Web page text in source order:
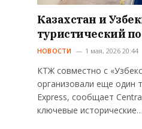
Казахстан и
туристический
НОВОСТИ 1 мая, 2026 20:44
КТЖ совместно с
организовали еще один
Express, сообщает
ключевые исторические…